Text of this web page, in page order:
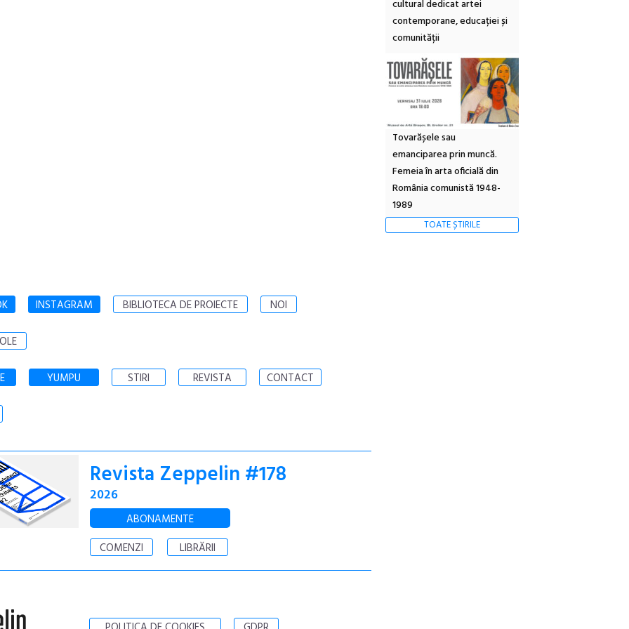
cultural dedicat artei
contemporane, educației și
comunității
Tovarășele sau
emanciparea prin muncă.
Femeia în arta oficială din
România comunistă 1948-
1989
TOATE ȘTIRILE
INSTAGRAM BIBLIOTECA DE PROIECTE NOI
YUMPU STIRI REVISTA CONTACT
Revista Zeppelin #178
2026
ABONAMENTE
COMENZI
LIBRĂRII